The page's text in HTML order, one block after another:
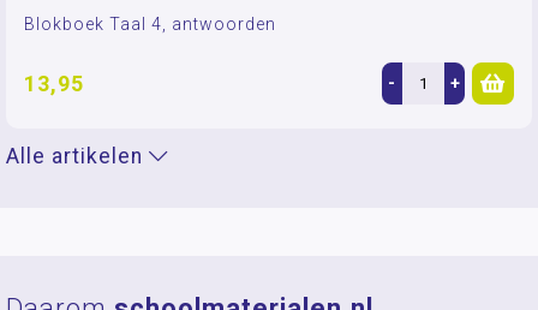
Blokboek Taal 4, antwoorden
13,95 - +
Alle artikelen